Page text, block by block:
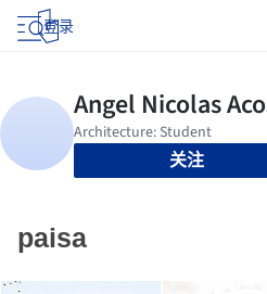
登录
关注
paisa